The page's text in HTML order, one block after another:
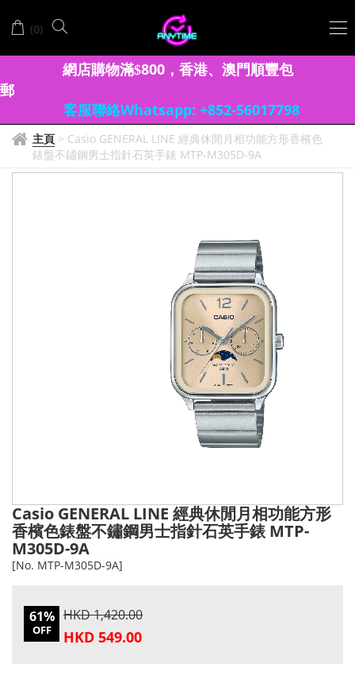
(0)
網店購物滿$800， 香港、澳門順豐包
郵
客服聯絡Whatsapp: +852-56017798
主頁 > Casio GENERAL LINE 經典休閒月相功能方形香檳色
錶盤不鏽鋼男士指針石英手錶 MTP-M305D-9A
Casio GENERAL LINE 經典休閒月相功能方形
香檳色錶盤不鏽鋼男士指針石英手錶 MTP-
M305D-9A
[No. MTP-M305D-9A]
61%
OFF
HKD 1,420.00
HKD 549.00